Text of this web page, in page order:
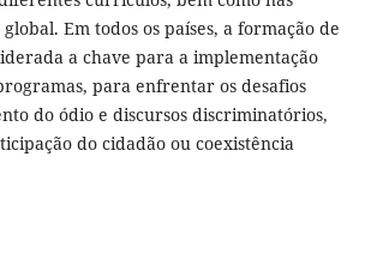
Em todos os países, a formação de
a chave para a implementação
para enfrentar os desafios
do ódio e discursos discriminatórios,
do cidadão ou coexistência